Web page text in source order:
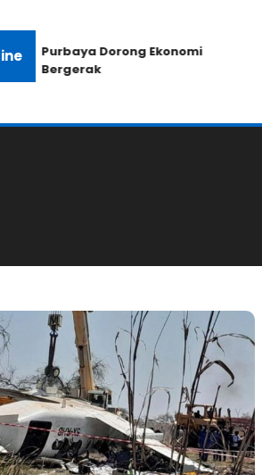
Purbaya Dorong Ekonomi
Bergerak